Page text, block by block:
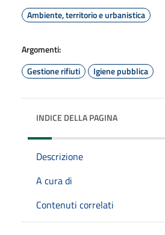
Ambiente, territorio e urbanistica
Argomenti:
Gestione rifiuti
Igiene pubblica
INDICE DELLA PAGINA
Descrizione
A cura di
Contenuti correlati